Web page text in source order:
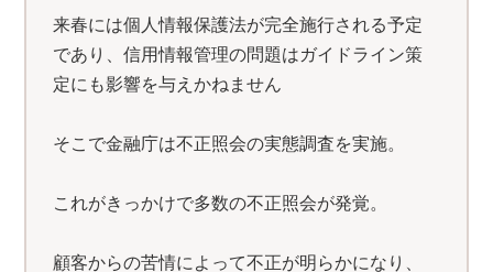
来春には個人情報保護法が完全施行される予定
であり、信用情報管理の問題はガイドライン策
定にも影響を与えかねません
そこで金融庁は不正照会の実態調査を実施。
これがきっかけで多数の不正照会が発覚。
顧客からの苦情によって不正が明らかになり、